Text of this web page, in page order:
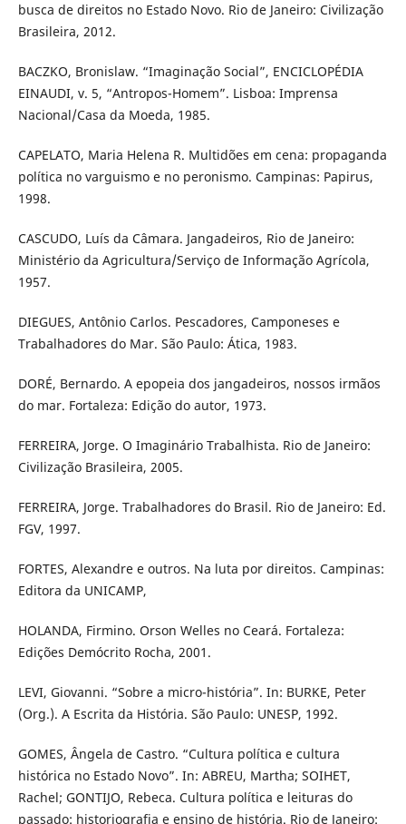
busca de direitos no Estado Novo. Rio de Janeiro: Civilização
Brasileira, 2012.
BACZKO, Bronislaw. “Imaginação Social”, ENCICLOPÉDIA
EINAUDI, v. 5, “Antropos-Homem”. Lisboa: Imprensa
Nacional/Casa da Moeda, 1985.
CAPELATO, Maria Helena R. Multidões em cena: propaganda
política no varguismo e no peronismo. Campinas: Papirus,
1998.
CASCUDO, Luís da Câmara. Jangadeiros, Rio de Janeiro:
Ministério da Agricultura/Serviço de Informação Agrícola,
1957.
DIEGUES, Antônio Carlos. Pescadores, Camponeses e
Trabalhadores do Mar. São Paulo: Ática, 1983.
DORÉ, Bernardo. A epopeia dos jangadeiros, nossos irmãos
do mar. Fortaleza: Edição do autor, 1973.
FERREIRA, Jorge. O Imaginário Trabalhista. Rio de Janeiro:
Civilização Brasileira, 2005.
FERREIRA, Jorge. Trabalhadores do Brasil. Rio de Janeiro: Ed.
FGV, 1997.
FORTES, Alexandre e outros. Na luta por direitos. Campinas:
Editora da UNICAMP,
HOLANDA, Firmino. Orson Welles no Ceará. Fortaleza:
Edições Demócrito Rocha, 2001.
LEVI, Giovanni. “Sobre a micro-história”. In: BURKE, Peter
(Org.). A Escrita da História. São Paulo: UNESP, 1992.
GOMES, Ângela de Castro. “Cultura política e cultura
histórica no Estado Novo”. In: ABREU, Martha; SOIHET,
Rachel; GONTIJO, Rebeca. Cultura política e leituras do
passado: historiografia e ensino de história. Rio de Janeiro: